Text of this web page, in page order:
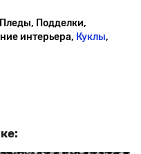
Подделки,
интерьера, Куклы,